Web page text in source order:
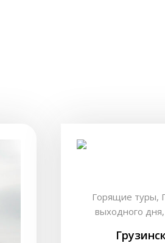
Горящие туры,
выходного дня,